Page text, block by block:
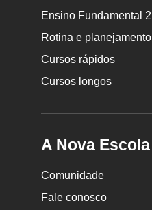
Ensino Fundamental 2
Rotina e planejamento
Cursos rápidos
Cursos longos
A Nova Escola
Comunidade
Fale conosco